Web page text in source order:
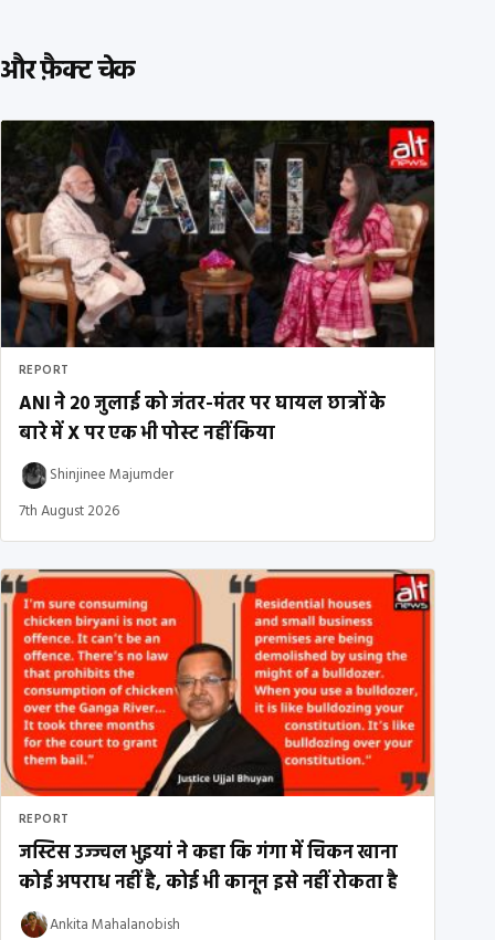
और फ़ैक्ट चेक
REPORT
ANI ने 20 जुलाई को जंतर-मंतर पर घायल छात्रों के
बारे में X पर एक भी पोस्ट नहीं किया
Shinjinee Majumder
7th August 2026
REPORT
जस्टिस उज्ज्वल भुइयां ने कहा कि गंगा में चिकन खाना
कोई अपराध नहीं है, कोई भी कानून इसे नहीं रोकता है
Ankita Mahalanobish